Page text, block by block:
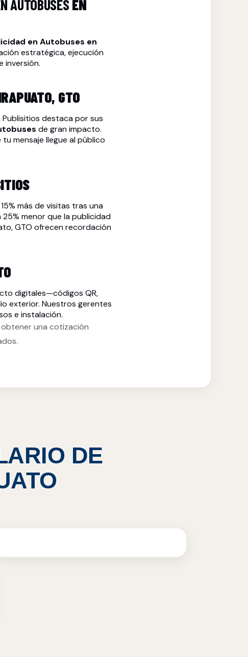
AUTOBUSESEN
en Autobuses en
estratégica, ejecución
inversión.
GTO
Publisitios destaca por sus
de gran impacto.
mensaje llegue al público
más de visitas tras una
menor que la publicidad
GTO ofrecen recordación
digitales—códigos QR,
exterior. Nuestros gerentes
e instalación.
una cotización
DE